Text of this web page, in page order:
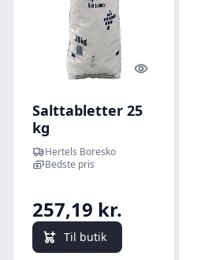
Quick look
Salttabletter 25
kg
Hertels Boresko
Bedste pris
257,19 kr.
Til butik